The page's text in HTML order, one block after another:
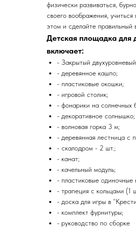
физически развиваться,
своего воображения,
этом и сделайте правильный
Детская площадка
включает:
- Закрытый
- деревянное кашпо;
- пластиковые окошки;
- игровой столик;
- фонарики на солнечных
- декоративное солнышко;
- волновая горка 3 м;
- деревянная лестница с
- скалодром - 2 шт.;
- канат;
- качельный модуль;
- пластиковые одиночные
- трапеция с кольцами (1
- доска для игры в
- комплект фурнитуры;
- руководство по сборке